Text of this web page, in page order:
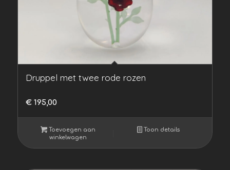
Druppel met twee rode rozen
€195,00
Toevoegen aan
winkelwagen
Toon details